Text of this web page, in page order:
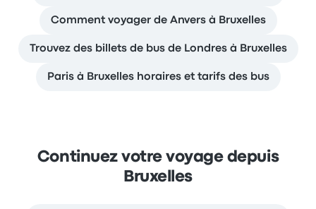
Comment voyager de Anvers à Bruxelles
Trouvez des billets de bus de Londres à Bruxelles
Paris à Bruxelles horaires et tarifs des bus
Continuez votre voyage depuis
Bruxelles